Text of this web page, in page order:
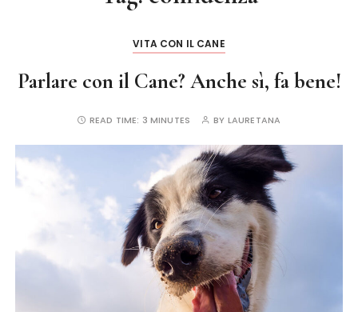
VITA CON IL CANE
Parlare con il Cane? Anche sì, fa bene!
READ TIME: 3 MINUTES BY LAURETANA